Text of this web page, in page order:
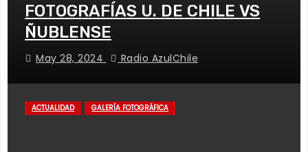
FOTOGRAFÍAS U. DE CHILE VS
ÑUBLENSE
May 28, 2024 Radio AzulChile
ACTUALIDAD GALERÍA FOTOGRÁFICA